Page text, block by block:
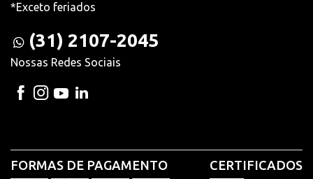
*Exceto feriados
(31) 2107-2045
Nossas Redes Sociais
FORMAS DE PAGAMENTO CERTIFICADOS